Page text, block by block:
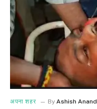
अपना शहर By Ashish Anand